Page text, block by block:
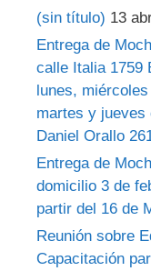
(sin título) 13
Entrega de
calle Italia 1759
lunes,
martes y jueves
Daniel Orallo
Entrega de
domicilio 3 de
partir del 16 de
Reunión sobre
Capacitación